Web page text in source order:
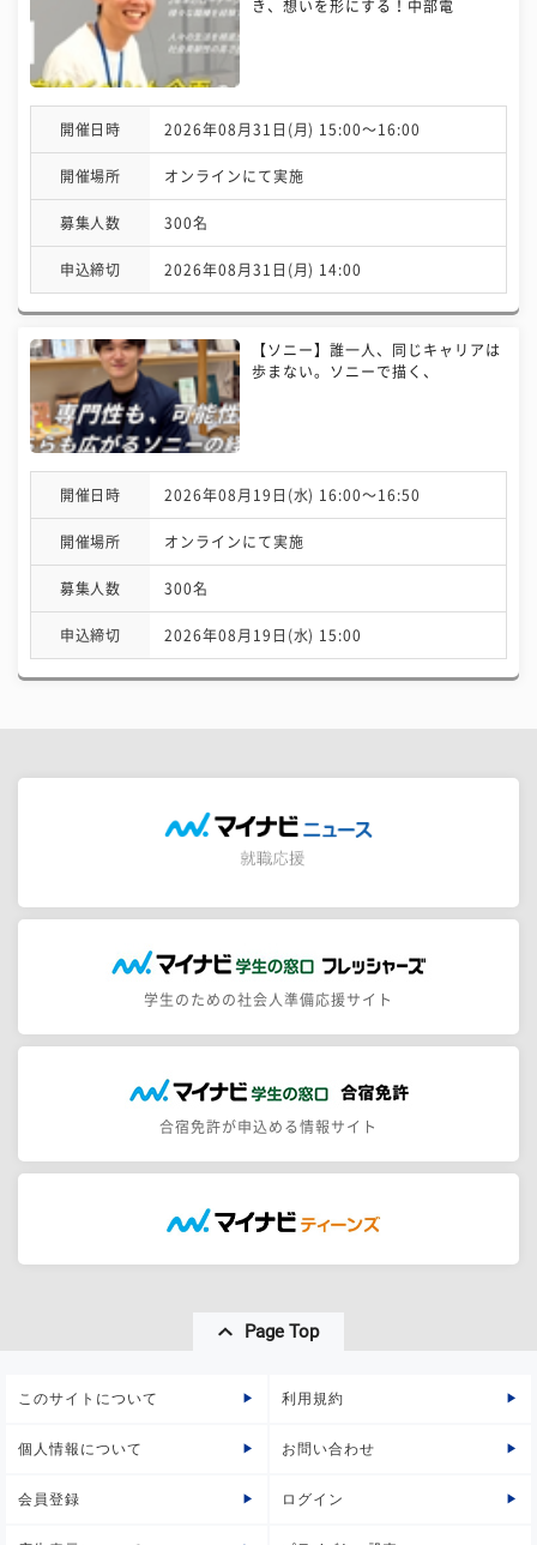
き、想いを形にする！中部電
開催日時 2026年08月31日(月) 15:00〜16:00
開催場所 オンラインにて実施
募集人数 300名
申込締切 2026年08月31日(月) 14:00
【ソニー】誰一人、同じキャリアは
歩まない。ソニーで描く、
開催日時 2026年08月19日(水) 16:00〜16:50
開催場所 オンラインにて実施
募集人数 300名
申込締切 2026年08月19日(水) 15:00
学生のための社会人準備応援サイト
合宿免許が申込める情報サイト
Page Top
このサイトについて 利用規約
個人情報について お問い合わせ
会員登録 ログイン